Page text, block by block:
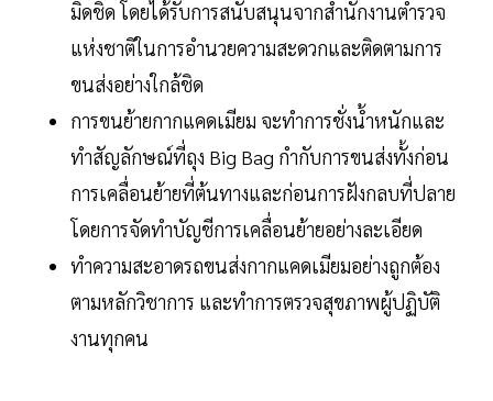
มิดชิด โดยได้รับการสนับสนุนจากสำนักงานตำรวจ
แห่งชาติในการอำนวยความสะดวกและติดตามการ
ขนส่งอย่างใกล้ชิด
การขนย้ายกากแคดเมียม จะทำการชั่งน้ำหนักและ
ทำสัญลักษณ์ที่ถุง Big Bag กำกับการขนส่งทั้งก่อน
การเคลื่อนย้ายที่ต้นทางและก่อนการฝังกลบที่ปลาย
โดยการจัดทำบัญชีการเคลื่อนย้ายอย่างละเอียด
ทำความสะอาดรถขนส่งกากแคดเมียมอย่างถูกต้อง
ตามหลักวิชาการ และทำการตรวจสุขภาพผู้ปฏิบัติ
งานทุกคน